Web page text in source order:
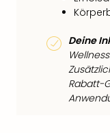
Deine
Rabatt-